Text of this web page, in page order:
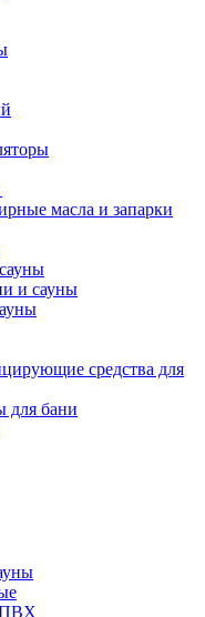
масла и запарки
и сауны
средства для
для бани
ПВХ